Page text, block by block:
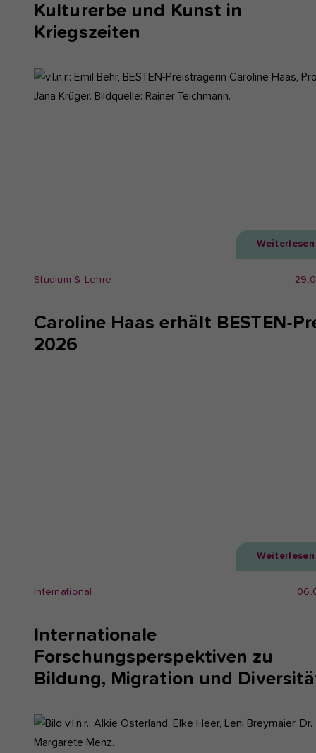
Kulturerbe und Kunst in
Kriegszeiten
Weiterlesen
Studium & Lehre
Caroline Haas erhält BESTEN-
2026
Weiterlesen
International
Internationale
Forschungsperspektiven zu
Bildung, Migration und